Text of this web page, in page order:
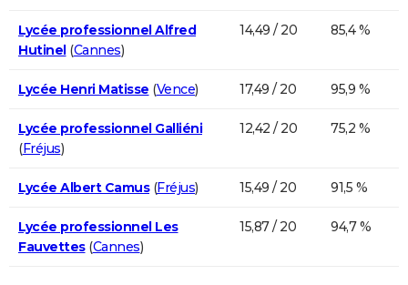
Lycée professionnel Alfred
Hutinel(Cannes)
14,49 / 20 85,4 %
Lycée Henri Matisse (Vence) 17,49 / 20 95,9 %
Lycée professionnel Galliéni
(Fréjus)
12,42 / 20 75,2 %
Lycée Albert Camus(Fréjus) 15,49 / 20 91,5 %
Lycée professionnel Les
Fauvettes(Cannes)
15,87 / 20 94,7 %